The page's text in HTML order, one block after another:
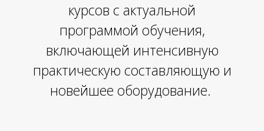
курсов с актуальной
программой обучения,
включающей интенсивную
практическую составляющую и
новейшее оборудование.